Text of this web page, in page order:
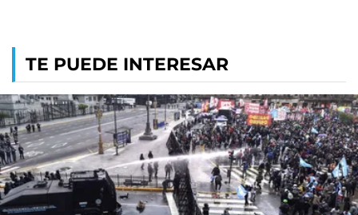
TE PUEDE INTERESAR